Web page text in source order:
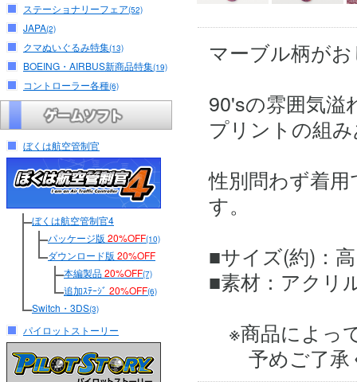
ステーショナリーフェア(52)
JAPA(2)
クマぬいぐるみ特集(13)
BOEING・AIRBUS新商品特集(19)
コントローラー各種(6)
ぼくは航空管制官
ぼくは航空管制官4
パッケージ版 20%OFF(10)
ダウンロード版 20%OFF
本編製品20%OFF(7)
追加ｽﾃｰｼﾞ 20%OFF(6)
Switch・3DS(3)
パイロットストーリー
マーブル柄が
90'sの雰囲気溢
プリントの組
性別問わず着
す。
■サイズ(約)：
■素材：アクリ
※商品によっ
予めご了承